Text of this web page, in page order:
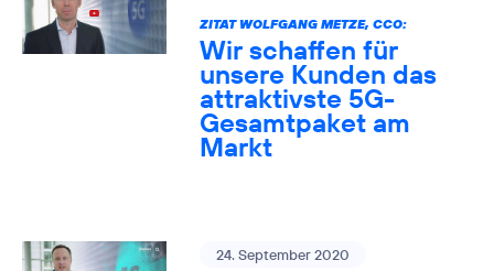
ZITAT WOLFGANG METZE, CCO:
Wir schaffen für
unsere Kunden das
attraktivste 5G-
Gesamtpaket am
Markt
24. September 2020